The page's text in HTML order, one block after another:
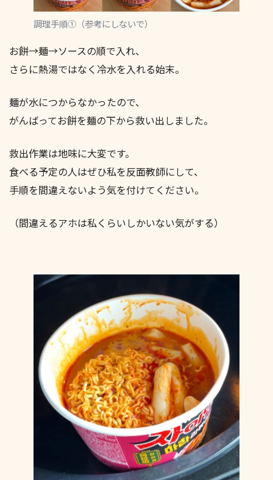
調理手順①（参考にしないで）
お餅→麺→ソースの順で入れ、
さらに熱湯ではなく冷水を入れる始末。
麺が水につからなかったので、
がんばってお餅を麺の下から救い出しました。
救出作業は地味に大変です。
食べる予定の人はぜひ私を反面教師にして、
手順を間違えないよう気を付けてください。
（間違えるアホは私くらいしかいない気がする）